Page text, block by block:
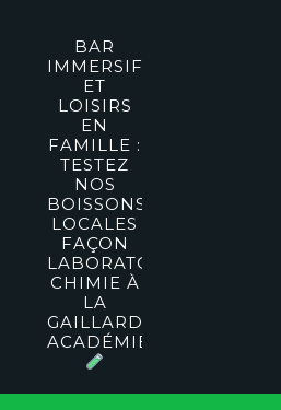
BAR
IMMERSIF
ET
LOISIRS
EN
FAMILLE :
TESTEZ
NOS
BOISSONS
LOCALES
FAÇON
LABORATOIRE
CHIMIE À
LA
GAILLARD
ACADÉMIE